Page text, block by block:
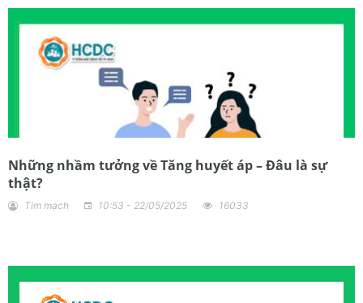
Những nhầm tưởng về Tăng huyết áp – Đâu là sự
thật?
Tim mạch 10:53 - 22/05/2025 16033